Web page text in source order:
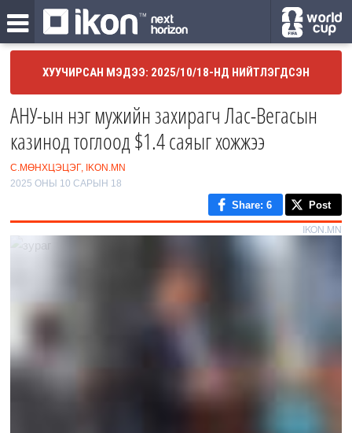
ХУУЧИРСАН МЭДЭЭ: 2025/10/18-НД НИЙТЛЭГДСЭН
АНУ-ын нэг мужийн захирагч Лас-Вегасын
казинод тоглоод $1.4 саяыг хожжээ
С.МӨНХЦЭЦЭГ, IKON.MN
2025 ОНЫ 10 САРЫН 18
Share: 6 Post
IKON.MN